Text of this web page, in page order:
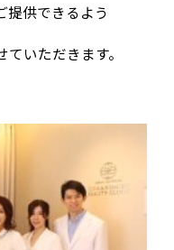
提供できるよう
いただきます。